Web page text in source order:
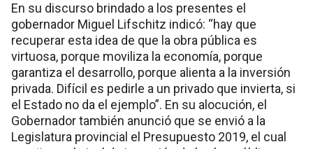
En su discurso brindado a los presentes el
gobernador Miguel Lifschitz indicó: “hay que
recuperar esta idea de que la obra pública es
virtuosa, porque moviliza la economía, porque
garantiza el desarrollo, porque alienta a la inversión
privada. Difícil es pedirle a un privado que invierta, si
el Estado no da el ejemplo”. En su alocución, el
Gobernador también anunció que se envió a la
Legislatura provincial el Presupuesto 2019, el cual